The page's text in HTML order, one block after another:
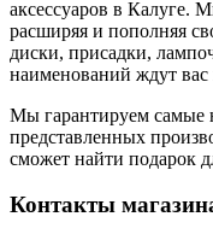
аксессуаров в Калуге.
расширяя и пополняя
диски, присадки,
наименований ждут
Мы гарантируем самые
представленных
сможет найти подарок
Контакты